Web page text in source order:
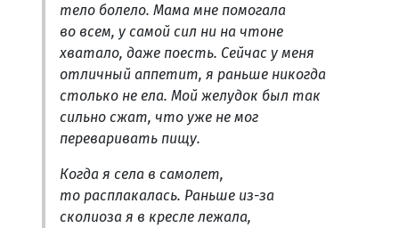
тело болело. Мама мне помогала
во всем, у самой сил ни на чтоне
хватало, даже поесть. Сейчас у меня
отличный аппетит, я раньше никогда
столько не ела. Мой желудок был так
сильно сжат, что уже не мог
переваривать пищу.
Когда я села в самолет,
то расплакалась. Раньше из-за
сколиоза я в кресле лежала,